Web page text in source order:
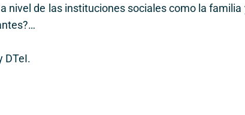
nivel de las instituciones sociales como la familia
DTeI.